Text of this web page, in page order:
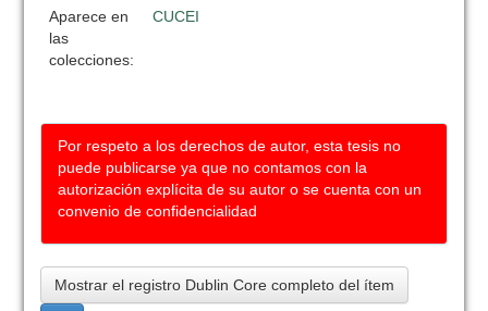
Aparece en
las
colecciones:
CUCEI
Por respeto a los derechos de autor, esta tesis no
puede publicarse ya que no contamos con la
autorización explícita de su autor o se cuenta con un
convenio de confidencialidad
Mostrar el registro Dublin Core completo del ítem